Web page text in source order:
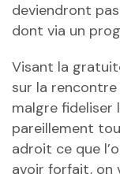
deviendront
dont via un
Visant la
sur la
malgre fideliser
pareillement
adroit ce que
avoir forfait, on